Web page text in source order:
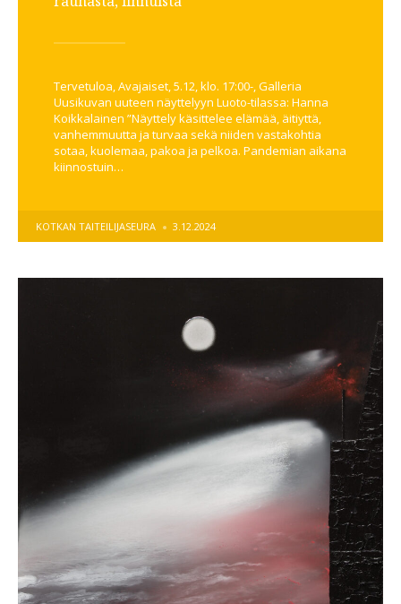
Tervetuloa, Avajaiset, 5.12, klo. 17:00-, Galleria
Uusikuvan uuteen näyttelyyn Luoto-tilassa: Hanna
Koikkalainen ”Näyttely käsittelee elämää, äitiyttä,
vanhemmuutta ja turvaa sekä niiden vastakohtia
sotaa, kuolemaa, pakoa ja pelkoa. Pandemian aikana
kiinnostuin…
POSTED
BY
KOTKAN TAITEILIJASEURA 3.12.2024